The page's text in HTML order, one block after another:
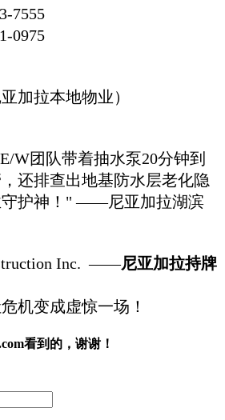
7555
0975
加拉本地物业）
W团队带着抽水泵20分钟到
还排查出地基防水层老化隐
守护神！" ——尼亚加拉湖滨
Inc. ——尼亚加拉持牌
机变成虚惊一场！
看到的，谢谢！